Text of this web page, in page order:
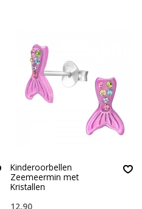
Kinderoorbellen
Zeemeermin met
Kristallen
12,90